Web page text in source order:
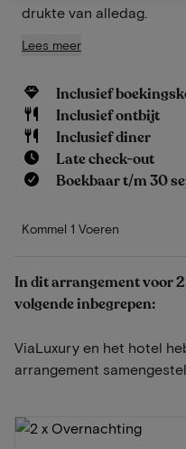
drukte van alledag.
Lees meer
Inclusief
Inclusief ontbijt
Inclusief diner
Late check-out
Boekbaar t/m 30
Kommel 1 Voeren
In dit arrangement voor
volgende inbegrepen:
ViaLuxury en het hotel
arrangement